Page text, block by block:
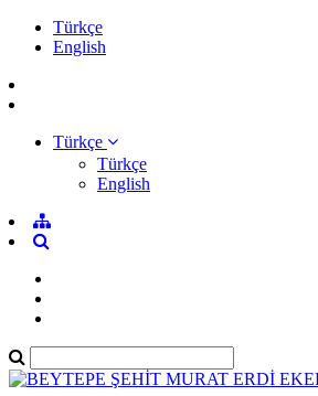
Türkçe
English
Türkçe
Türkçe
English